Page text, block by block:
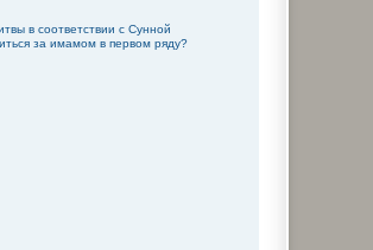
в соответствии с Сунной
за имамом в первом ряду?